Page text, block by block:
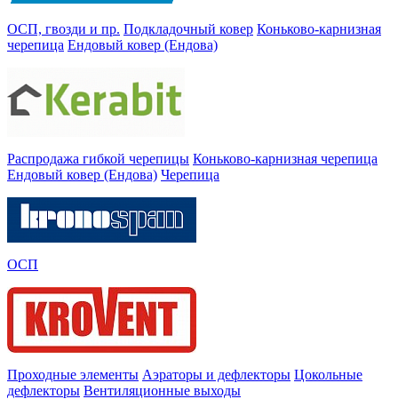
ОСП, гвозди и пр. Подкладочный ковер Коньково-карнизная
черепица Ендовый ковер (Ендова)
Распродажа гибкой черепицы Коньково-карнизная черепица
Ендовый ковер (Ендова) Черепица
ОСП
Проходные элементы Аэраторы и дефлекторы Цокольные
дефлекторы Вентиляционные выходы